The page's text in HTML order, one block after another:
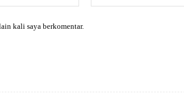
kali saya berkomentar.